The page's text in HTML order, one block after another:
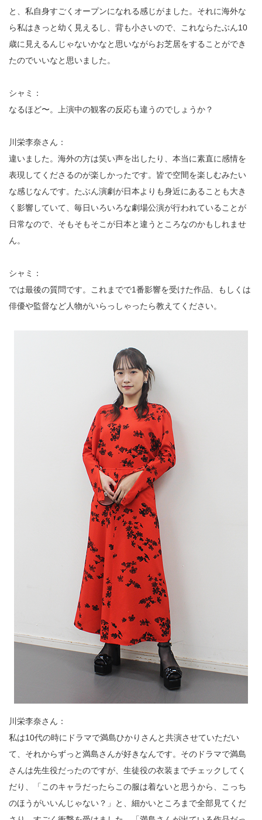
と、私自身すごくオープンになれる感じがました。それに海外な
ら私はきっと幼く見えるし、背も小さいので、これならたぶん10
歳に見えるんじゃないかなと思いながらお芝居をすることができ
たのでいいなと思いました。
シャミ：
なるほど〜。上演中の観客の反応も違うのでしょうか？
川栄李奈さん：
違いました。海外の方は笑い声を出したり、本当に素直に感情を
表現してくださるのが楽しかったです。皆で空間を楽しむみたい
な感じなんです。たぶん演劇が日本よりも身近にあることも大き
く影響していて、毎日いろいろな劇場公演が行われていることが
日常なので、そもそもそこが日本と違うところなのかもしれませ
ん。
シャミ：
では最後の質問です。これまでで1番影響を受けた作品、もしくは
俳優や監督など人物がいらっしゃったら教えてください。
川栄李奈さん：
私は10代の時にドラマで満島ひかりさんと共演させていただい
て、それからずっと満島さんが好きなんです。そのドラマで満島
さんは先生役だったのですが、生徒役の衣装までチェックしてく
だり、「このキャラだったらこの服は着ないと思うから、こっち
のほうがいいんじゃない？」と、細かいところまで全部見てくだ